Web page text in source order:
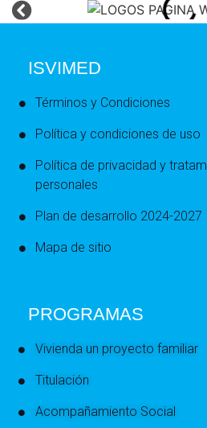
ISVIMED
Términos y Condiciones
Política y condiciones de uso
Política de privacidad y
personales
Plan de desarrollo 2024-2027
Mapa de sitio
PROGRAMAS
Vivienda un proyecto familiar
Titulación
Acompañamiento Social